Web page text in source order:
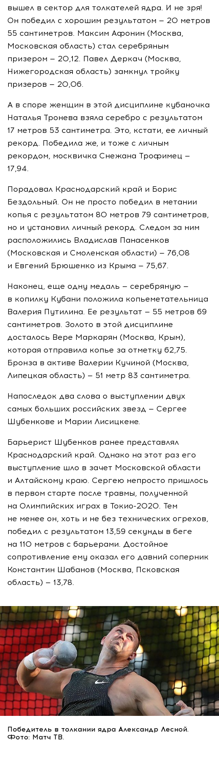
вышел в сектор для толкателей ядра. И не зря!
Он победил с хорошим результатом — 20 метров
55 сантиметров. Максим Афонин (Москва,
Московская область) стал серебряным
призером — 20,12. Павел Деркач (Москва,
Нижегородская область) замкнул тройку
призеров — 20,06.
А в споре женщин в этой дисциплине кубаночка
Наталья Тронева взяла серебро с результатом
17 метров 53 сантиметра. Это, кстати, ее личный
рекорд. Победила же, и тоже с личным
рекордом, москвичка Снежана Трофимец —
17,94.
Порадовал Краснодарский край и Борис
Бездольный. Он не просто победил в метании
копья с результатом 80 метров 79 сантиметров,
но и установил личный рекорд. Следом за ним
расположились Владислав Панасенков
(Московская и Смоленская области) — 76,08
и Евгений Брюшенко из Крыма — 75,67.
Наконец, еще одну медаль — серебряную —
в копилку Кубани положила копьеметательница
Валерия Путилина. Ее результат — 55 метров 69
сантиметров. Золото в этой дисциплине
досталось Вере Маркарян (Москва, Крым),
которая отправила копье за отметку 62,75.
Бронза в активе Валерии Кучиной (Москва,
Липецкая область) — 51 метр 83 сантиметра.
Напоследок два слова о выступлении двух
самых больших российских звезд — Сергее
Шубенкове и Марии Лисицкене.
Барьерист Шубенков ранее представлял
Краснодарский край. Однако на этот раз его
выступление шло в зачет Московской области
и Алтайскому краю. Сергею непросто пришлось
в первом старте после травмы, полученной
на Олимпийских играх в Токио-2020. Тем
не менее он, хоть и не без технических огрехов,
победил с результатом 13,59 секунды в беге
на 110 метров с барьерами. Достойное
сопротивление ему оказал его давний соперник
Константин Шабанов (Москва, Псковская
область) — 13,78.
Победитель в толкании ядра Александр Лесной.
Фото: Матч ТВ.